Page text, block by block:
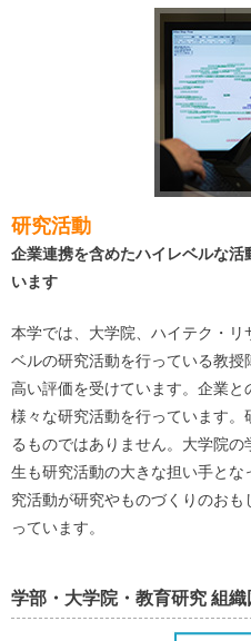
研究活動
企業連携を含めたハイレベルな
います
本学では、大学院、ハイテク・
ベルの研究活動を行っている教
高い評価を受けています。企業
様々な研究活動を行っています
るものではありません。大学院
生も研究活動の大きな担い手と
究活動が研究やものづくりのお
っています。
学部・大学院・教育研究 組織